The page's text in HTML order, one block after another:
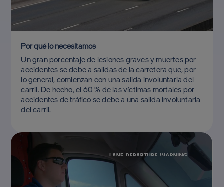
Por qué lo necesitamos
Un gran porcentaje de lesiones graves y muertes por
accidentes se debe a salidas de la carretera que, por
lo general, comienzan con una salida involuntaria del
carril. De hecho, el 60 % de las víctimas mortales por
accidentes de tráfico se debe a una salida involuntaria
del carril.